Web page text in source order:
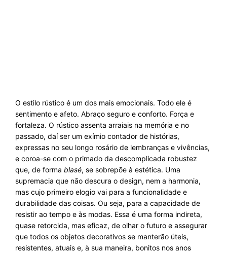
O estilo rústico é um dos mais emocionais. Todo ele é
sentimento e afeto. Abraço seguro e conforto. Força e
fortaleza. O rústico assenta arraiais na memória e no
passado, daí ser um exímio contador de histórias,
expressas no seu longo rosário de lembranças e vivências,
e coroa-se com o primado da descomplicada robustez
que, de forma blasé, se sobrepõe à estética. Uma
supremacia que não descura o design, nem a harmonia,
mas cujo primeiro elogio vai para a funcionalidade e
durabilidade das coisas. Ou seja, para a capacidade de
resistir ao tempo e às modas. Essa é uma forma indireta,
quase retorcida, mas eficaz, de olhar o futuro e assegurar
que todos os objetos decorativos se manterão úteis,
resistentes, atuais e, à sua maneira, bonitos nos anos